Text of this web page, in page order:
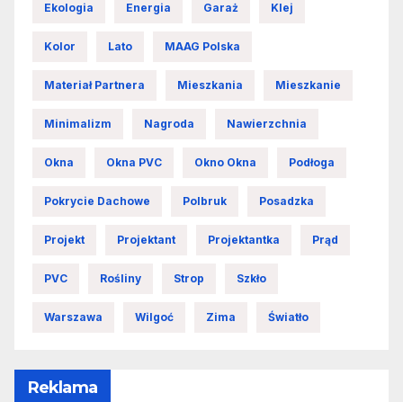
Ekologia Energia Garaż Klej
Kolor Lato MAAG Polska
Materiał Partnera Mieszkania Mieszkanie
Minimalizm Nagroda Nawierzchnia
Okna Okna PVC Okno Okna Podłoga
Pokrycie Dachowe Polbruk Posadzka
Projekt Projektant Projektantka Prąd
PVC Rośliny Strop Szkło
Warszawa Wilgoć Zima Światło
Reklama